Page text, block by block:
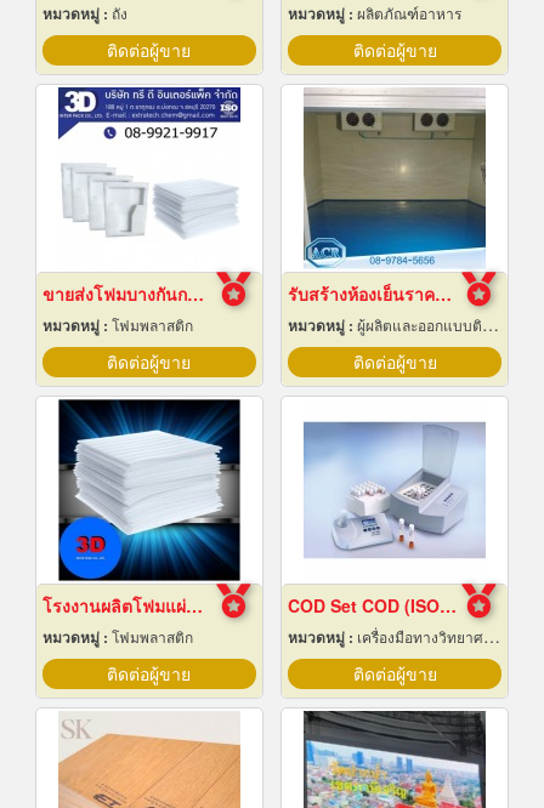
หมวดหมู่ : ถัง
ติดต่อผู้ขาย
หมวดหมู่ : ผลิตภัณฑ์อาหาร
ติดต่อผู้ขาย
ขายส่งโฟมบางกันกระแทก ราคาโรงงาน
หมวดหมู่ : โฟมพลาสติก
ติดต่อผู้ขาย
รับสร้างห้องเย็นราคาถูก
หมวดหมู่ : ผู้ผลิตและออกแบบติดตั้งห้องเย็น
ติดต่อผู้ขาย
โรงงานผลิตโฟมแผ่นเกรด A ชลบุรี
หมวดหมู่ : โฟมพลาสติก
ติดต่อผู้ขาย
COD Set COD (ISO 15705:2002) COD Photometer
หมวดหมู่ : เครื่องมือทางวิทยาศาสตร์
ติดต่อผู้ขาย